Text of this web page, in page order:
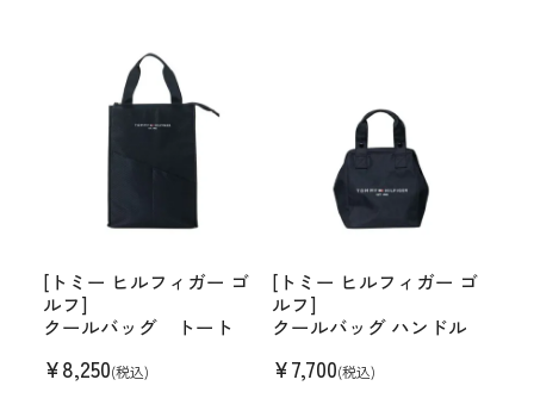
[トミー ヒルフィガー ゴ
ルフ]
クールバッグ トート
¥8,250(税込)
[トミー ヒルフィガー ゴ
ルフ]
クールバッグ ハンドル
¥7,700(税込)